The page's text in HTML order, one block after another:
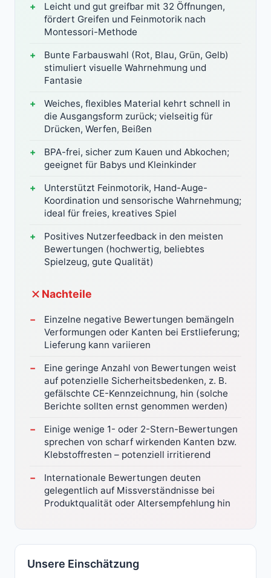
Leicht und gut greifbar mit 32 Öffnungen,
fördert Greifen und Feinmotorik nach
Montessori-Methode
Bunte Farbauswahl (Rot, Blau, Grün, Gelb)
stimuliert visuelle Wahrnehmung und
Fantasie
Weiches, flexibles Material kehrt schnell in
die Ausgangsform zurück; vielseitig für
Drücken, Werfen, Beißen
BPA-frei, sicher zum Kauen und Abkochen;
geeignet für Babys und Kleinkinder
Unterstützt Feinmotorik, Hand-Auge-
Koordination und sensorische Wahrnehmung;
ideal für freies, kreatives Spiel
Positives Nutzerfeedback in den meisten
Bewertungen (hochwertig, beliebtes
Spielzeug, gute Qualität)
Nachteile
Einzelne negative Bewertungen bemängeln
Verformungen oder Kanten bei Erstlieferung;
Lieferung kann variieren
Eine geringe Anzahl von Bewertungen weist
auf potenzielle Sicherheitsbedenken, z. B.
gefälschte CE-Kennzeichnung, hin (solche
Berichte sollten ernst genommen werden)
Einige wenige 1- oder 2-Stern-Bewertungen
sprechen von scharf wirkenden Kanten bzw.
Klebstoffresten – potenziell irritierend
Internationale Bewertungen deuten
gelegentlich auf Missverständnisse bei
Produktqualität oder Altersempfehlung hin
Unsere Einschätzung